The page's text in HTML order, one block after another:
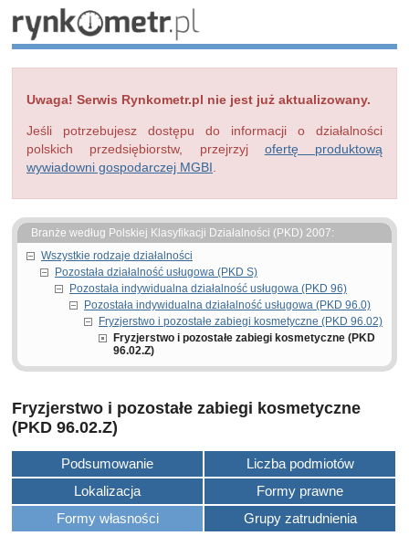
Uwaga! Serwis Rynkometr.pl nie jest już aktualizowany.
Jeśli potrzebujesz dostępu do informacji o działalności
polskich przedsiębiorstw, przejrzyj ofertę produktową
wywiadowni gospodarczej MGBI
Branże według Polskiej Klasyfikacji Działalności (PKD) 2007:
Wszystkie rodzaje działalności
Pozostała działalność usługowa (PKD S)
Pozostała indywidualna działalność usługowa (PKD 96)
Pozostała indywidualna działalność usługowa (PKD 96.0)
Fryzjerstwo i pozostałe zabiegi kosmetyczne (PKD 96.02)
Fryzjerstwo i pozostałe zabiegi kosmetyczne (PKD
96.02.Z)
Fryzjerstwo i pozostałe zabiegi kosmetyczne
(PKD 96.02.Z)
Podsumowanie
Liczba podmiotów
Lokalizacja
Formy prawne
Formy własności
Grupy zatrudnienia